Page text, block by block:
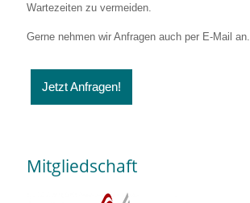
Wartezeiten zu vermeiden.
Gerne nehmen wir Anfragen auch per E-Mail an.
Jetzt Anfragen!
Mitgliedschaft